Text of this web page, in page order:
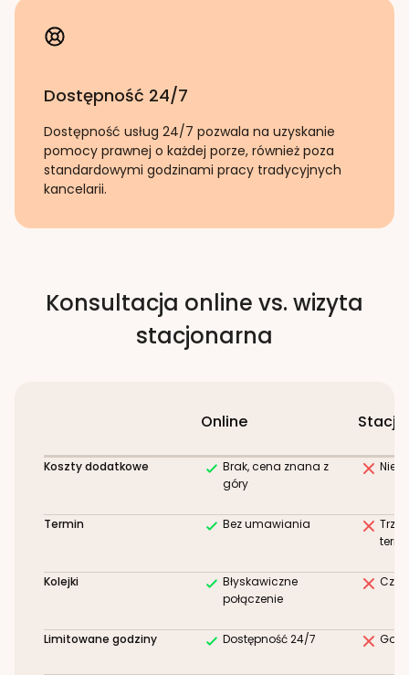
Dostępność 24/7
Dostępność usług 24/7 pozwala na uzyskanie
pomocy prawnej o każdej porze, również poza
standardowymi godzinami pracy tradycyjnych
kancelarii.
Konsultacja online vs. wizyta
stacjonarna
Online
Koszty dodatkowe
Brak, cena znana z
góry
Termin Bez umawiania
Kolejki
Błyskawiczne
połączenie
Limitowane godziny Dostępność 24/7